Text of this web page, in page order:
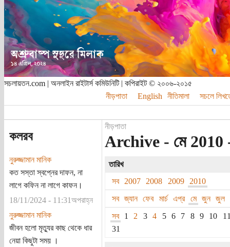
সচলায়তন.com | অনলাইন রাইটার্স কমিউনিটি | কপিরাইট © ২০০৬-২০১৫
নীড়পাতা
English নীতিমালা সচলে
কলরব
নুরুজ্জামান মানিক
কত সস্তা স্বপ্নের দাফন, না
লাগে কফিন না লাগে কাফন।
18/11/2024 - 11:31অপরাহ্ন
নুরুজ্জামান মানিক
জীবন হলো মৃত্যুর কাছ থেকে ধার
নেয়া কিছুটা সময় ।
নীড়পাতা
Archive - মে 2010
তারিখ
সব
2007 2008 2009
2010
সব
জ্যান ফেব মার্চ এপ্র মে জুন
জুল
সব
1 2 3 4 5 6 7 8 9 10
31